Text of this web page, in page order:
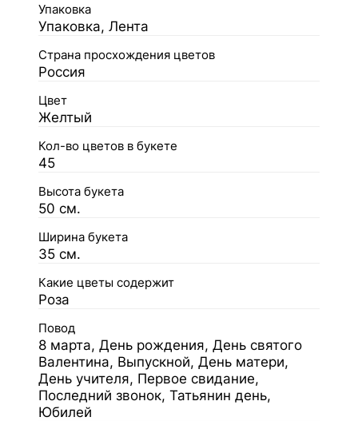
Упаковка
Упаковка, Лента
Страна просхождения цветов
Россия
Цвет
Желтый
Кол-во цветов в букете
45
Высота букета
50 см.
Ширина букета
35 см.
Какие цветы содержит
Роза
Повод
8 марта, День рождения, День святого
Валентина, Выпускной, День матери,
День учителя, Первое свидание,
Последний звонок, Татьянин день,
Юбилей